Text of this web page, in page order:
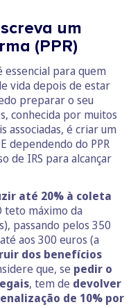
um
(PPR)
para quem
vida depois de estar
preparar o seu
conhecida por muitos
associadas, é criar um
E dependendo do PPR
de IRS para alcançar
até 20% à coleta
teto máximo da
passando pelos 350
aos 300 euros (a
dos benefícios
que, se pedir o
, tem de devolver
de 10% por